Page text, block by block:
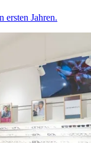
ersten Jahren.